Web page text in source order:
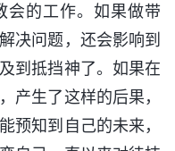
会的工作。如果做带
决问题，还会影响到
到抵挡神了。如果在
产生了这样的后果，
预知到自己的未来，